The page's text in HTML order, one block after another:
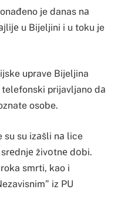
je danas nа
u Bijeljini i u toku je
uprave Bijeljina
prijavljano dа
osobe.
su su izаšli nа lice
živоtnе dоbi.
smrti, kao i
iz PU